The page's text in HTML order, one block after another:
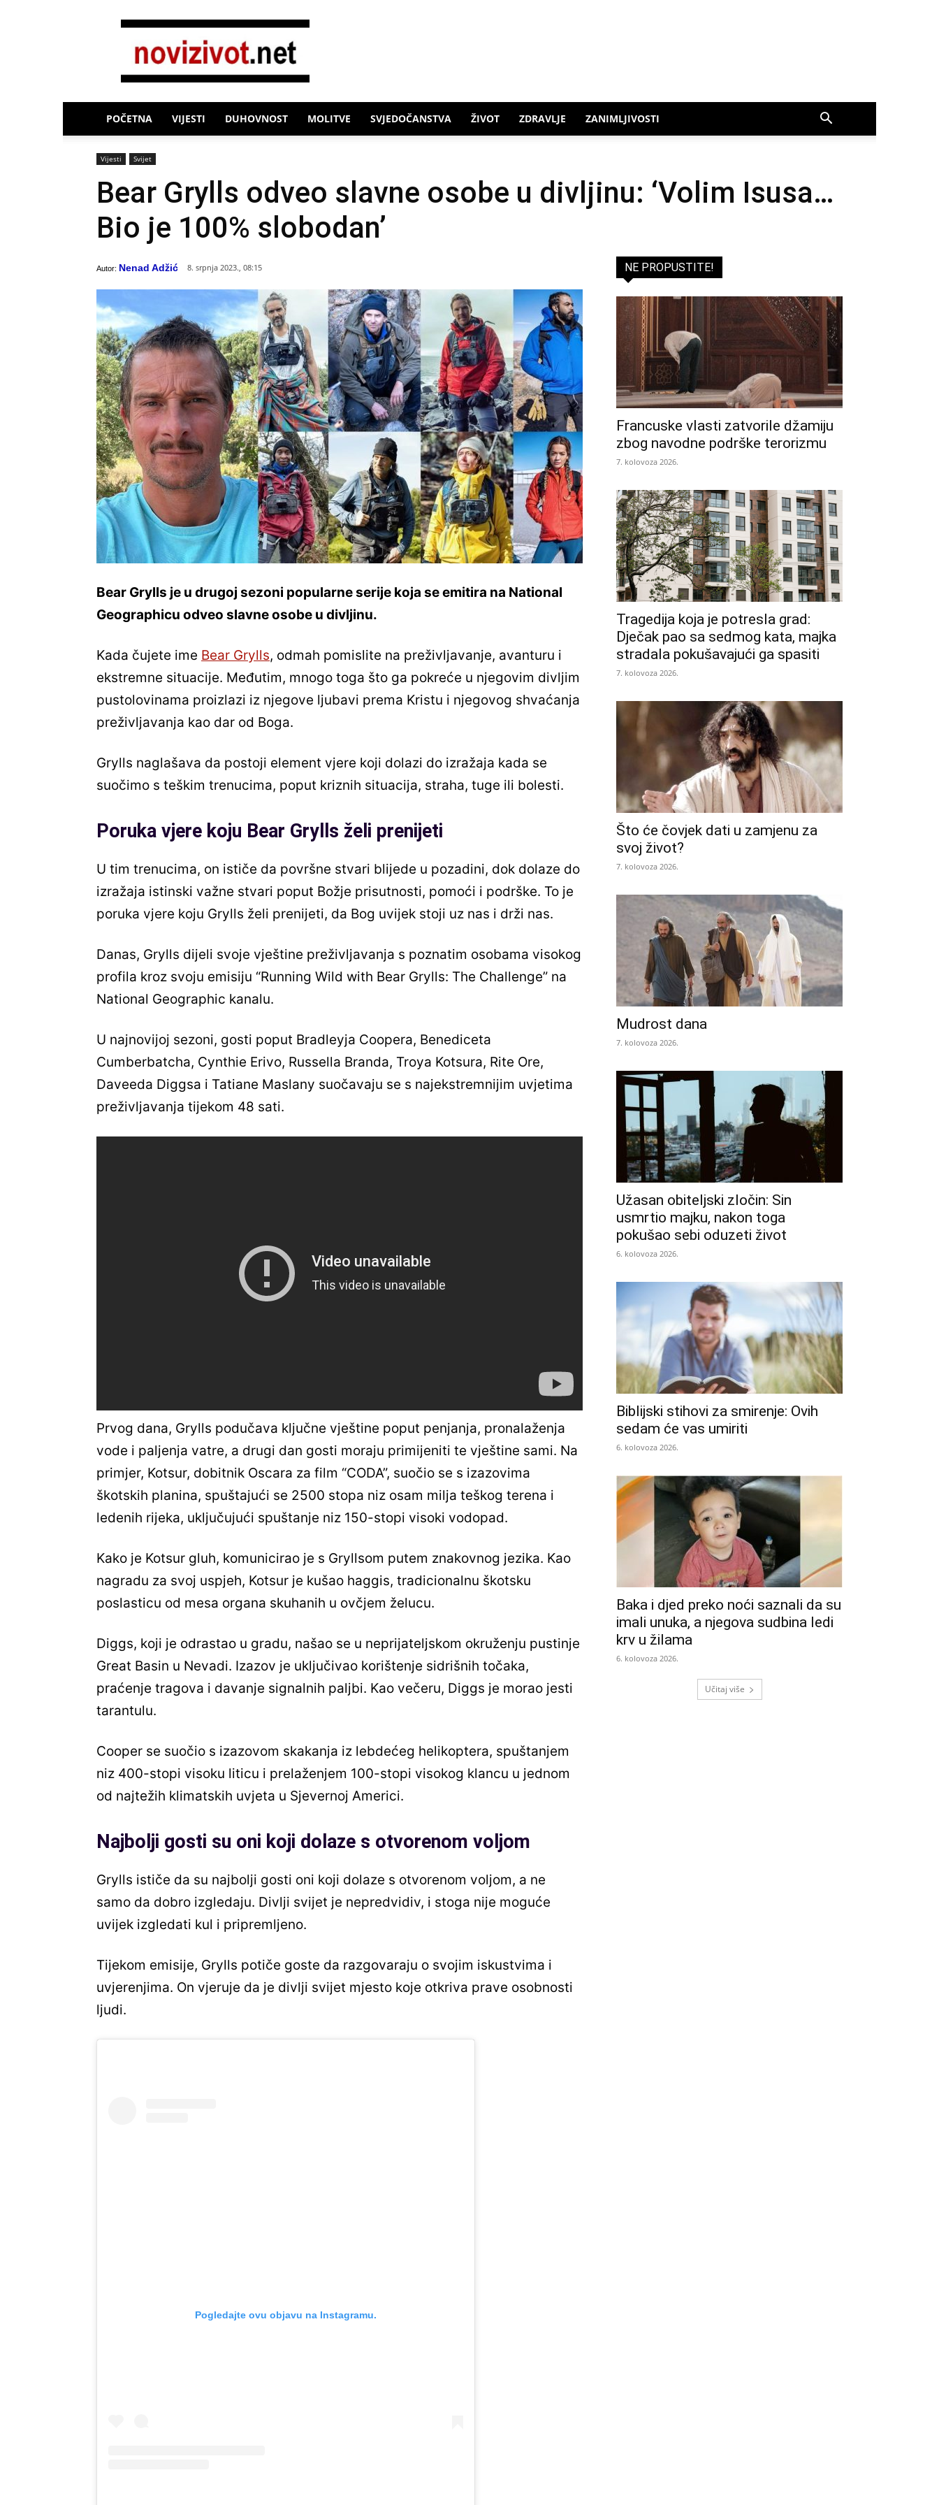
Novi
POČETNA VIJESTI DUHOVNOST MOLITVE SVJEDOČANSTVA ŽIVOT ZDRAVLJE ZANIMLJIVOSTI
Vijesti Svijet
Bear Grylls odveo slavne osobe u divljinu: ‘Volim Isusa…
Bio je 100% slobodan’
Autor: Nenad Adžić 8. srpnja 2023., 08:15
Bear Grylls je u drugoj sezoni popularne serije koja se emitira na National
Geographicu odveo slavne osobe u divljinu.
Kada čujete ime Bear Grylls, odmah pomislite na preživljavanje, avanturu i
ekstremne situacije. Međutim, mnogo toga što ga pokreće u njegovim divljim
pustolovinama proizlazi iz njegove ljubavi prema Kristu i njegovog shvaćanja
preživljavanja kao dar od Boga.
Grylls naglašava da postoji element vjere koji dolazi do izražaja kada se
suočimo s teškim trenucima, poput kriznih situacija, straha, tuge ili bolesti.
Poruka vjere koju Bear Grylls želi prenijeti
U tim trenucima, on ističe da površne stvari blijede u pozadini, dok dolaze do
izražaja istinski važne stvari poput Božje prisutnosti, pomoći i podrške. To je
poruka vjere koju Grylls želi prenijeti, da Bog uvijek stoji uz nas i drži nas.
Danas, Grylls dijeli svoje vještine preživljavanja s poznatim osobama visokog
profila kroz svoju emisiju “Running Wild with Bear Grylls: The Challenge” na
National Geographic kanalu.
U najnovijoj sezoni, gosti poput Bradleyja Coopera, Benediceta
Cumberbatcha, Cynthie Erivo, Russella Branda, Troya Kotsura, Rite Ore,
Daveeda Diggsa i Tatiane Maslany suočavaju se s najekstremnijim uvjetima
preživljavanja tijekom 48 sati.
Prvog dana, Grylls podučava ključne vještine poput penjanja, pronalaženja
vode i paljenja vatre, a drugi dan gosti moraju primijeniti te vještine sami. Na
primjer, Kotsur, dobitnik Oscara za film “CODA”, suočio se s izazovima
škotskih planina, spuštajući se 2500 stopa niz osam milja teškog terena i
ledenih rijeka, uključujući spuštanje niz 150-stopi visoki vodopad.
Kako je Kotsur gluh, komunicirao je s Gryllsom putem znakovnog jezika. Kao
nagradu za svoj uspjeh, Kotsur je kušao haggis, tradicionalnu škotsku
poslasticu od mesa organa skuhanih u ovčjem želucu.
Diggs, koji je odrastao u gradu, našao se u neprijateljskom okruženju pustinje
Great Basin u Nevadi. Izazov je uključivao korištenje sidrišnih točaka,
praćenje tragova i davanje signalnih paljbi. Kao večeru, Diggs je morao jesti
tarantulu.
Cooper se suočio s izazovom skakanja iz lebdećeg helikoptera, spuštanjem
niz 400-stopi visoku liticu i prelaženjem 100-stopi visokog klancu u jednom
od najtežih klimatskih uvjeta u Sjevernoj Americi.
Najbolji gosti su oni koji dolaze s otvorenom voljom
Grylls ističe da su najbolji gosti oni koji dolaze s otvorenom voljom, a ne
samo da dobro izgledaju. Divlji svijet je nepredvidiv, i stoga nije moguće
uvijek izgledati kul i pripremljeno.
Tijekom emisije, Grylls potiče goste da razgovaraju o svojim iskustvima i
uvjerenjima. On vjeruje da je divlji svijet mjesto koje otkriva prave osobnosti
ljudi.
Pogledajte ovu objavu na Instagramu.
NE PROPUSTITE!
Francuske vlasti zatvorile džamiju
zbog navodne podrške terorizmu
7. kolovoza 2026.
Tragedija koja je potresla grad:
Dječak pao sa sedmog kata, majka
stradala pokušavajući ga spasiti
7. kolovoza 2026.
Što će čovjek dati u zamjenu za
svoj život?
7. kolovoza 2026.
Mudrost dana
7. kolovoza 2026.
Užasan obiteljski zločin: Sin
usmrtio majku, nakon toga
pokušao sebi oduzeti život
6. kolovoza 2026.
Biblijski stihovi za smirenje: Ovih
sedam će vas umiriti
6. kolovoza 2026.
Baka i djed preko noći saznali da su
imali unuka, a njegova sudbina ledi
krv u žilama
6. kolovoza 2026.
Učitaj više